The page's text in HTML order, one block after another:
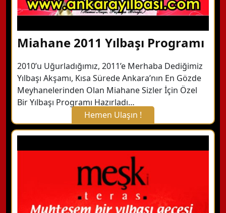
Miahane 2011 Yılbaşı Programı
2010’u Uğurladığımız, 2011’e Merhaba Dediğimiz
Yılbaşı Akşamı, Kısa Sürede Ankara’nın En Gözde
Meyhanelerinden Olan Miahane Sizler İçin Özel
Bir Yılbaşı Programı Hazırladı…
Hemen Ulaşın !
X Kapat
Hemen Arayın